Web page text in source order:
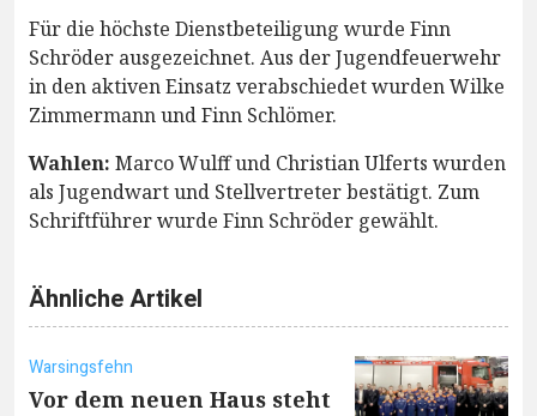
Für die höchste Dienstbeteiligung wurde Finn
Schröder ausgezeichnet. Aus der Jugendfeuerwehr
in den aktiven Einsatz verabschiedet wurden Wilke
Zimmermann und Finn Schlömer.
Wahlen: Marco Wulff und Christian Ulferts wurden
als Jugendwart und Stellvertreter bestätigt. Zum
Schriftführer wurde Finn Schröder gewählt.
Ähnliche Artikel
Warsingsfehn
Vor dem neuen Haus steht